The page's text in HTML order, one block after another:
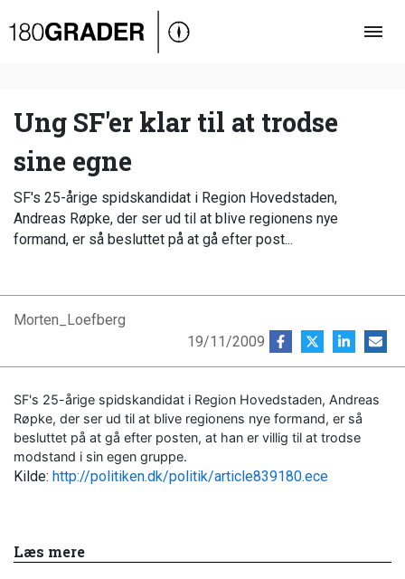
Oversigt
Debat
Video
Podcast
Ung SF'er klar til at trodse
sine egne
SF's 25-årige spidskandidat i Region Hovedstaden,
Andreas Røpke, der ser ud til at blive regionens nye
formand, er så besluttet på at gå efter post...
Morten_Loefberg
19/11/2009
SF's 25-årige spidskandidat i Region Hovedstaden, Andreas
Røpke, der ser ud til at blive regionens nye formand, er så
besluttet på at gå efter posten, at han er villig til at trodse
modstand i sin egen gruppe.
Kilde: http://politiken.dk/politik/article839180.ece
Læs mere